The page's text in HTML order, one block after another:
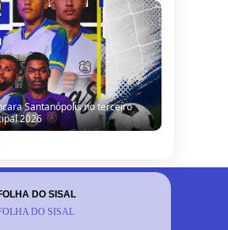
Santanópolis no terceiro
2026
DO SISAL
DO SISAL